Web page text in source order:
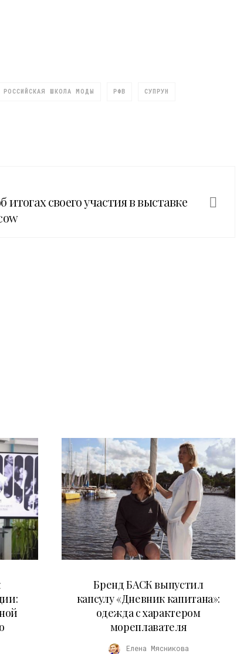
РОССИЙСКАЯ ШКОЛА МОДЫ РФВ СУПРУН
итогах своего участия в выставке
Бренд БАСК выпустил
капсулу «Дневник капитана»:
одежда с характером
мореплавателя
Елена Мясникова